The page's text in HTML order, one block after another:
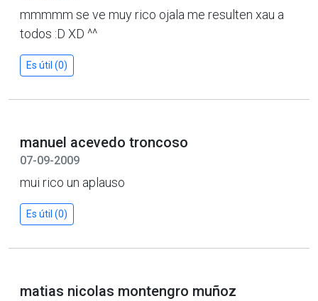
mmmmm se ve muy rico ojala me resulten xau a
todos :D XD ^^
Es útil (0)
manuel acevedo troncoso
07-09-2009
mui rico un aplauso
Es útil (0)
matias nicolas montengro muñoz